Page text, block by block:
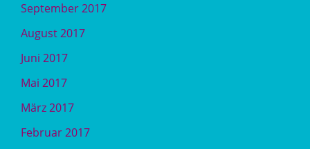
September 2017
August 2017
Juni 2017
Mai 2017
März 2017
Februar 2017